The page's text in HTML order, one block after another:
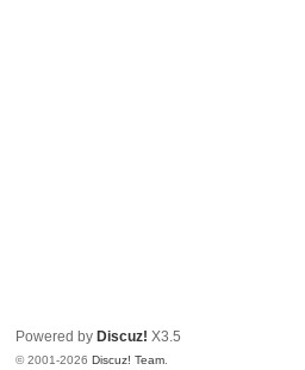
Powered by Discuz! X3.5
© 2001-2026Discuz! Team